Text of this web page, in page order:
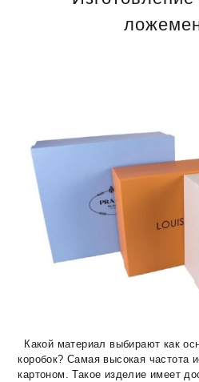
Какой материал выбирают как
коробок? Самая высокая частота
картоном. Такое изделие имеет